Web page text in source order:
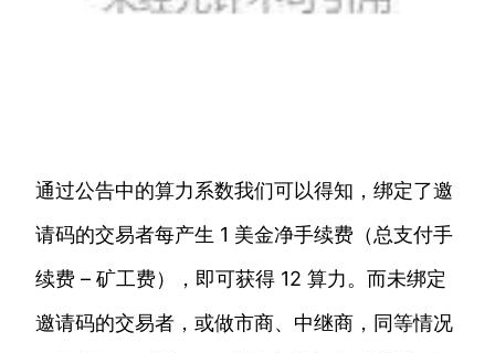
通过公告中的算力系数我们可以得知，绑定了邀
请码的交易者每产生 1 美金净手续费（总支付手
续费 – 矿工费），即可获得 12 算力。而未绑定
邀请码的交易者，或做市商、中继商，同等情况